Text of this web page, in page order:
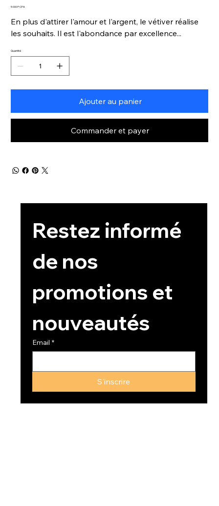
Prix
5 000 F CFA
En plus d'attirer l'amour et l'argent, le vétiver réalise
les souhaits. Il est l'abondance par excellence...
Quantité
Ajouter au panier
Commander et payer
Restez informé
de nos
promotions et
nouveautés
Email *
S'inscrire